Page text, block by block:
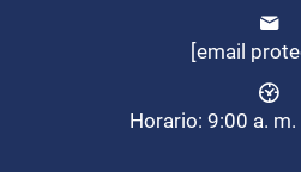
[email
Horario: 9:00 a.